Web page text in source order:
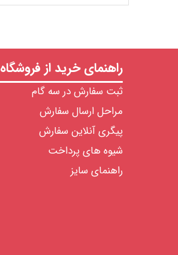
راهنمای خرید از فروشگاه
ثبت سفارش در سه گام
مراحل ارسال سفارش
پیگری آنلاین سفارش
شیوه های پرداخت
راهنمای سایز